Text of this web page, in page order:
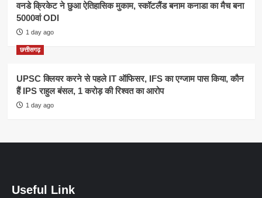
वनडे क्रिकेट ने छुआ ऐतिहासिक मुकाम, स्कॉटलैंड बनाम कनाडा का मैच बना
5000वां ODI
1 day ago
छत्तीसगढ़
UPSC क्लियर करने से पहले IT ऑफिसर, IFS का एग्जाम पास किया, कौन
हैं IPS राहुल बंसल, 1 करोड़ की रिश्वत का आरोप
1 day ago
Useful Link